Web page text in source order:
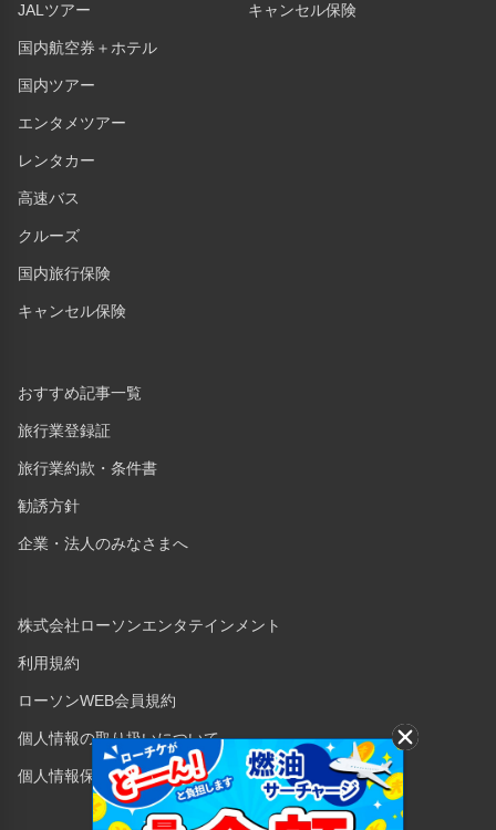
JALツアー
国内航空券＋ホテル
国内ツアー
エンタメツアー
レンタカー
高速バス
クルーズ
国内旅行保険
キャンセル保険
キャンセル保険
おすすめ記事一覧
旅行業登録証
旅行業約款・条件書
勧誘方針
企業・法人のみなさまへ
株式会社ローソンエンタテインメント
利用規約
ローソンWEB会員規約
個人情報の取り扱いについて
個人情報保護方針